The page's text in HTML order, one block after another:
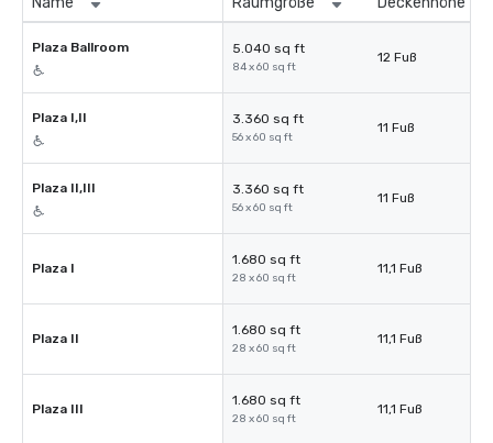
Plaza Ballroom 5.040 sq ft
84 x 60 sq ft
12 Fuß
Plaza I,II 3.360 sq ft
56 x 60 sq ft
11 Fuß
Plaza II,III 3.360 sq ft
56 x 60 sq ft
11 Fuß
Plaza I
1.680 sq ft
28 x 60 sq ft
11,1 Fuß
Plaza II
1.680 sq ft
28 x 60 sq ft
11,1 Fuß
Plaza III
1.680 sq ft
28 x 60 sq ft
11,1 Fuß